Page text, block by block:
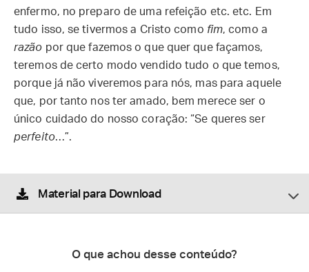
enfermo, no preparo de uma refeição etc. etc. Em
tudo isso, se tivermos a Cristo como fim, como a
razão por que fazemos o que quer que façamos,
teremos de certo modo vendido tudo o que temos,
porque já não viveremos para nós, mas para aquele
que, por tanto nos ter amado, bem merece ser o
único cuidado do nosso coração: “Se queres ser
perfeito…”.
Material para Download
O que achou desse conteúdo?